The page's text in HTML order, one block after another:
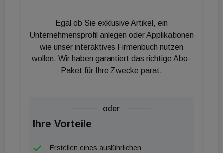
Egal ob Sie exklusive Artikel, ein
Unternehmensprofil anlegen oder Applikationen
wie unser interaktives Firmenbuch nutzen
wollen. Wir haben garantiert das richtige Abo-
Paket für Ihre Zwecke parat.
oder
Ihre Vorteile
Erstellen eines ausführlichen